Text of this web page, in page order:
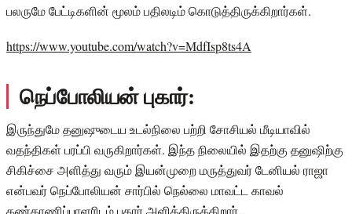
பலருமே பேட்டிகளின் மூலம் பதிலடிம் கொடுத்திருக்கிறார்கள்.
https://www.youtube.com/watch?v=MdfIsp8ts4A
நெப்போலியன் புகார்:
இருந்துமே தனுஷுடைய உடல்நிலை பற்றி சோசியல் மீடியாவில்
வதந்திகள் பரப்பி வருகிறார்கள். இந்த நிலையில் இதற்கு தனுஷிற்கு
சிகிச்சை அளித்து வரும் இயன்முறை மருத்துவர் டேனியல் ராஜா
என்பவர் நெப்போலியன் சார்பில் நெல்லை மாவட்ட காவல்